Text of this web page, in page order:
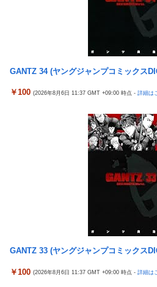
【幽霊否定派、完全論破】幽霊がい
石を木刀で叩き割れるよな？ｗｗｗｗ
神谷玲子の新台は神ぱち!? #75【「e
たり＝速さが段違い！渾身のRUSHに
【実戦報告】Lストリートファイター
4号機ジジイ「どんなノーマルタイプ
フォ」←マジで無駄な事やってるよな
【画像】田中みな実さん、妊娠中と
ワイ手取り15万正社員→副業でウー
株式投資、若年男性の自信喪失の原
韓国警察、大韓サッカー協会を家宅
パヨク「アジア人民、中国人民と連
いそう…会社滅茶苦茶やろなぁ」
【〈物語〉シリーズ】セガ「忍野忍
三菱自動車、「パジェロ」の中型版
【衝撃】 中国製ルーター20機種にバ
ぐだけで35秒ごとに中国のサーバーと
【有能】政府「トラックはサービス
らず走るし流問題解決じゃね？」
母と一緒の時に、明らかに足に障害
「なんであんな歩き方なの？ふざけて
伊勢鈴蘭さん、コカ・コーラ愛を全力
今季もタイトル獲得を目指すFC町田
富士登山ツアー中に64歳男性死亡 8
細井くんの彼女、寝取らせOKだって
GANTZ 34 (ヤングジャンプコミックス
￥100 (2026年8月6日 11:37 GMT +09:00 時点 - 詳細は
GANTZ 33 (ヤングジャンプコミックス
￥100 (2026年8月6日 11:37 GMT +09:00 時点 - 詳細は